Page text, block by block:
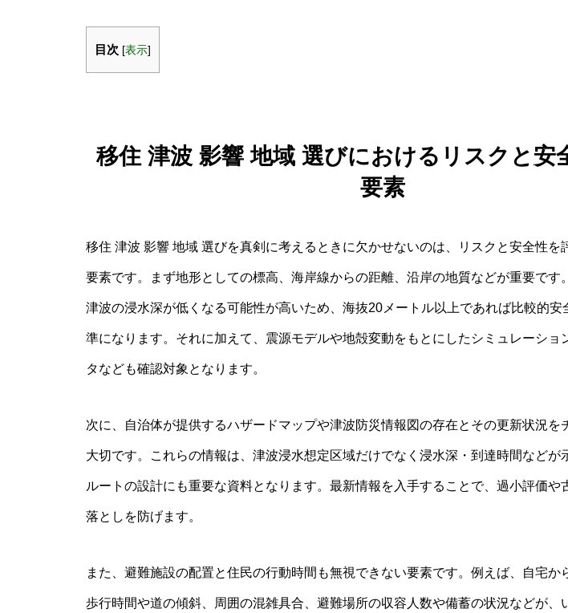
目次 [表示]
移住 津波 影響 地域 選びにおけるリスクと安
要素
移住 津波 影響 地域 選びを真剣に考えるときに欠かせないのは、リスクと安全性を
要素です。まず地形としての標高、海岸線からの距離、沿岸の地質などが重要です
津波の浸水深が低くなる可能性が高いため、海抜20メートル以上であれば比較的安
準になります。それに加えて、震源モデルや地殻変動をもとにしたシミュレーショ
タなども確認対象となります。
次に、自治体が提供するハザードマップや津波防災情報図の存在とその更新状況を
大切です。これらの情報は、津波浸水想定区域だけでなく浸水深・到達時間などが
ルートの設計にも重要な資料となります。最新情報を入手することで、過小評価や
落としを防げます。
また、避難施設の配置と住民の行動時間も無視できない要素です。例えば、自宅か
歩行時間や道の傾斜、周囲の混雑具合、避難場所の収容人数や備蓄の状況などが、